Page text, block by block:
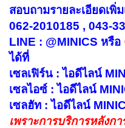
สอบถามรายละเอียดเพิ่
062-2010185 , 043-
LINE : @MINICS หรือ
ได้ที่
เซลเฟิร์น : ไอดีไลน์
เซลไอซ์ : ไอดีไลน์
เซลฮัท : ไอดีไลน์
เพราะการบริการหลังก